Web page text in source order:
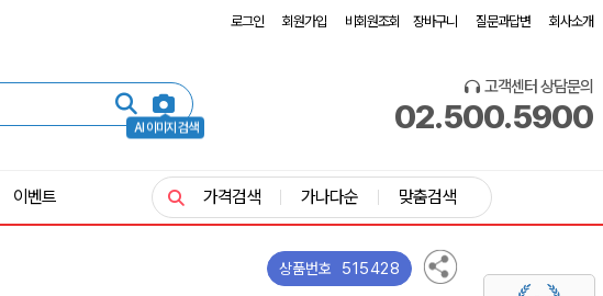
로그인 회원가입 비회원조회 장바구니 질문과답변 회사소개
AI 이미지 검색
고객센터 상담문의
02.500.5900
이벤트 가격검색 가나다순 맞춤검색
상품번호 515428